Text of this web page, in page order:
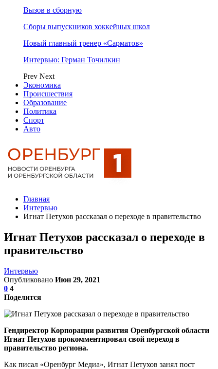
Вызов в сборную
Сборы выпускников хоккейных школ
Новый главный тренер «Сарматов»
Интервью: Герман Точилкин
Prev Next
Экономика
Происшествия
Образование
Политика
Спорт
Авто
Главная
Интервью
Игнат Петухов рассказал о переходе в правительство
Игнат Петухов рассказал о переходе в
правительство
Интервью
Опубликовано Июн 29, 2021
0 4
Поделится
Гендиректор Корпорации развития Оренбургской области
Игнат Петухов прокомментировал свой переход в
правительство региона.
Как писал «Оренбург Медиа», Игнат Петухов занял пост